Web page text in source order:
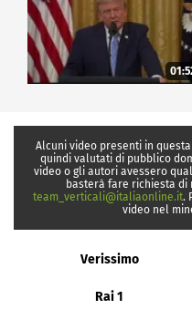
Alcuni video presenti in
quindi valutati di pubblico
video o gli autori avessero
basterà fare richiesta di
team_verticali@italiaonline.it.
video nel
Verissimo
Rai 1